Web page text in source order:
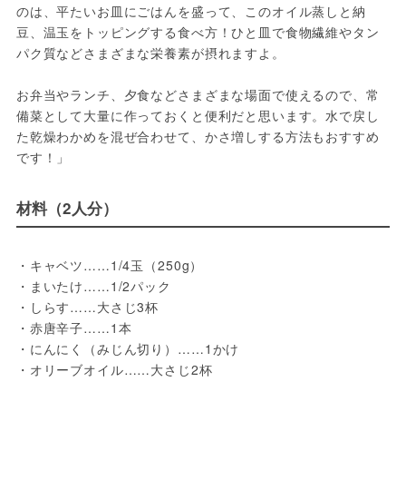
のは、平たいお皿にごはんを盛って、このオイル蒸しと納
豆、温玉をトッピングする食べ方！ひと皿で食物繊維やタン
パク質などさまざまな栄養素が摂れますよ。
お弁当やランチ、夕食などさまざまな場面で使えるので、常
備菜として大量に作っておくと便利だと思います。水で戻し
た乾燥わかめを混ぜ合わせて、かさ増しする方法もおすすめ
です！」
材料（2人分）
・キャベツ……1/4玉（250g）
・まいたけ……1/2パック
・しらす……大さじ3杯
・赤唐辛子……1本
・にんにく（みじん切り）……1かけ
・オリーブオイル……大さじ2杯